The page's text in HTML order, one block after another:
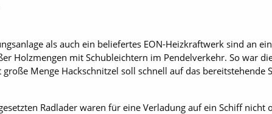
als auch ein beliefertes EON-Heizkraftwerk sind an
Holzmengen mit Schubleichtern im Pendelverkehr. So war
Menge Hackschnitzel soll schnell auf das
Radlader waren für eine Verladung auf ein Schiff